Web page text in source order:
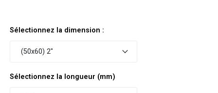
Sélectionnez la dimension :
(50x60) 2"
Sélectionnez la longueur (mm)